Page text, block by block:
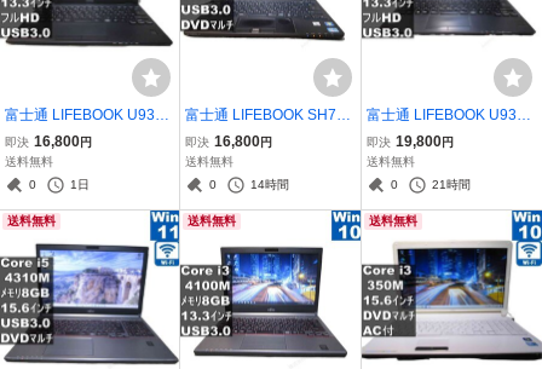
富士通 LIFEBOOK U939/
CX【M.2 SSD搭載】 Co
re i5 8265U 【Windows
11 Pro】MS 365 Office W
MI／保証付 [96914]
即決 16,800円
送料無料
0
1日
富士通 LIFEBOOK SH76/
HN【Core i7 3520M】
【Windows10 Home】M
S 365 Office Web／Wi-Fi
05]
即決 16,800円
送料無料
0
14時間
富士通 LIFEBOOK U938/
V【M.2 SSD搭載】 Cor
e i5 8350U 【Windows1
1 Pro】 ／充電可／Wi-Fi
即決 19,800円
送料無料
0
21時間
送料無料 送料無料 送料無料